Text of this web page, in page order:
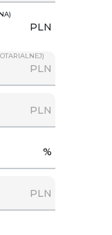
PLN
PLN
PLN
%
PLN